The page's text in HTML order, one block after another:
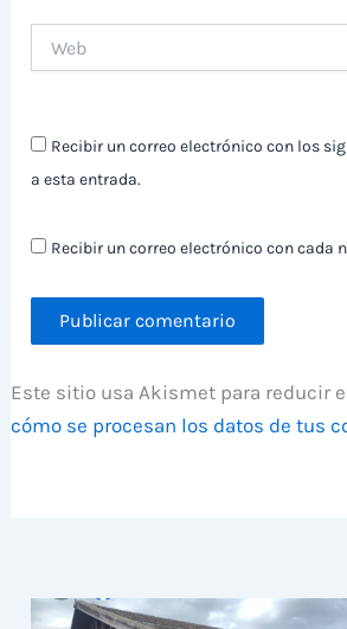
Recibir un correo electrónico con los
a esta entrada.
Recibir un correo electrónico con cada
Este sitio usa Akismet para reducir
cómo se procesan los datos de tus